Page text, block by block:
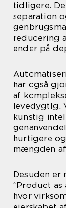
tidligere.
separation
reducering
ender på
har også
af
levedygtig.
kunstig
hurtigere
mængden
Desuden er
“Product as
hvor